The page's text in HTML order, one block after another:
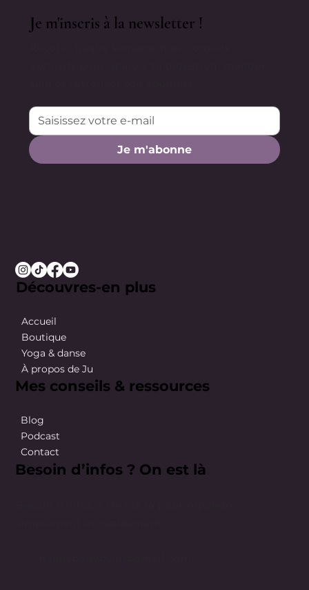
Je m'abonne
Je m'inscris à la newsletter !
Découvres-en plus
Accueil
Boutique
Yoga & danse
À propos de Ju
Mes conseils & ressources
Blog
Podcast
Contact
Besoin d’infos ? On est là